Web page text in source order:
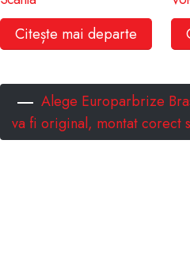
Citește mai departe
Alege Europarbrize
va fi original, montat corect